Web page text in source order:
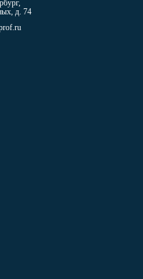
д. 74